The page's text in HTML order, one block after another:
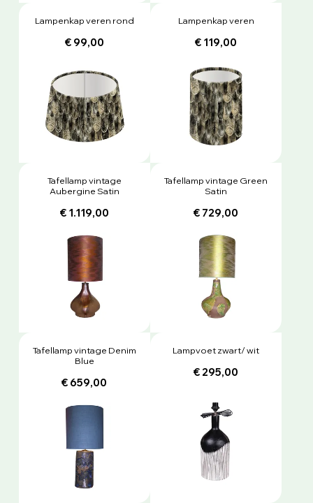
Lampenkap veren rond
€ 99,00
Lampenkap veren
€ 119,00
Tafellamp vintage
Aubergine Satin
€ 1.119,00
Tafellamp vintage Green
Satin
€ 729,00
Tafellamp vintage Denim
Blue
€ 659,00
Lampvoet zwart/ wit
€ 295,00